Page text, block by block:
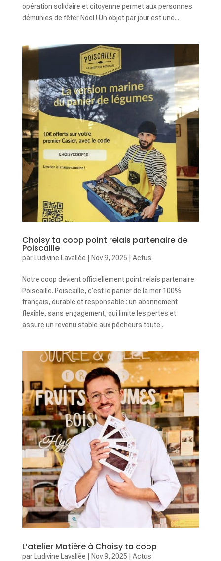
opération solidaire et citoyenne permet aux personnes
démunies de fêter Noël ! Un objet par jour est une...
Choisy ta coop point relais partenaire de
Poiscaille
par Ludivine Lavallée Nov 9, 2025 Actus
Notre coop devient officiellement point relais partenaire
Poiscaille. Poiscaille, c’est le panier de la mer 100%
français, durable et responsable : un abonnement
flexible, sans engagement, qui limite les pertes et
assure un revenu stable aux pêcheurs toute...
L’atelier Matière à Choisy ta coop
par Ludivine Lavallée Nov 9, 2025 Actus